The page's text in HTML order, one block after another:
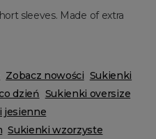
sleeves. Made of extra
Zobacz nowości Sukienki
dzień Sukienki oversize
jesienne
Sukienki wzorzyste